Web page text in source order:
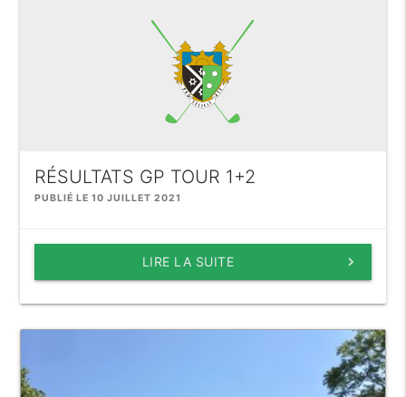
RÉSULTATS GP TOUR 1+2
PUBLIÉ LE 10 JUILLET 2021
keyboard_arrow_right
LIRE LA SUITE